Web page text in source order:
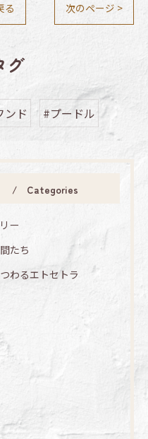
る 次のページ >
グ
ンド #プードル
Categories
ー
たち
わるエトセトラ